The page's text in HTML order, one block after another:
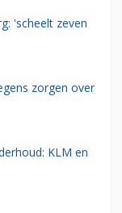
'scheelt zeven
zorgen over
KLM en